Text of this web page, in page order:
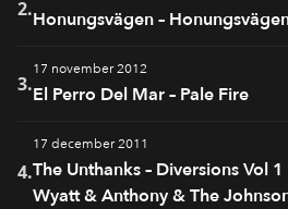
2.Honungsvägen –
3.
17 november 2012
El Perro Del Mar – Pale Fire
4.
17 december 2011
The Unthanks – Diversions Vol
Wyatt & Anthony & The